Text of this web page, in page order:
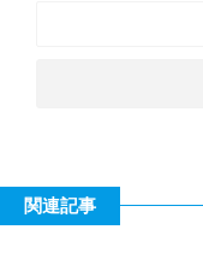
関連記事